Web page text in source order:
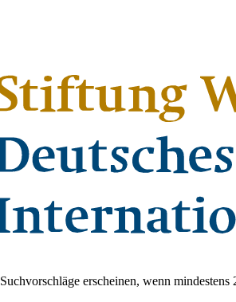
Suchvorschläge erscheinen, wenn